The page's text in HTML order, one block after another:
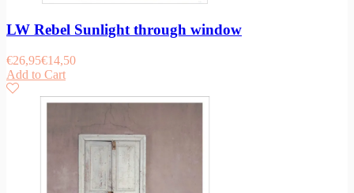
LW Rebel Sunlight through window
€26,95€14,50
Add to Cart